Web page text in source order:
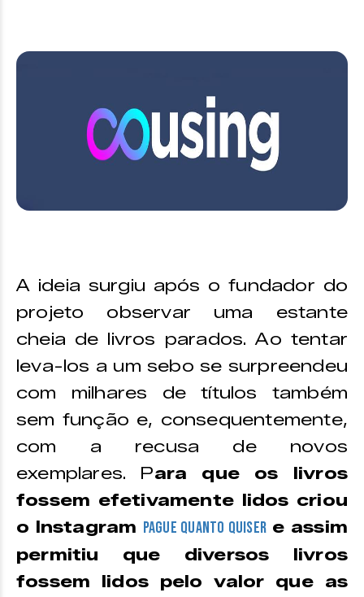
A ideia surgiu após o fundador do
projeto observar uma estante
cheia de livros parados. Ao tentar
leva-los a um sebo se surpreendeu
com milhares de títulos também
sem função e, consequentemente,
com a recusa de novos
exemplares. Para que os livros
fossem efetivamente lidos criou
o Instagram Pague Quanto Quiser e assim
permitiu que diversos livros
fossem lidos pelo valor que as